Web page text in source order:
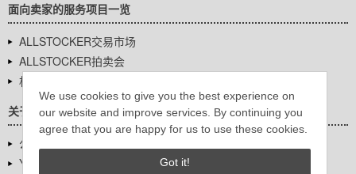
We use cookies to give you the best experience on
our website and improve services. By continuing you
agree that you are happy for us to use these cookies.
Got it!
面向卖家的服务项目一览
ALLSTOCKER交易市场
ALLSTOCKER拍卖会
机械查询
关于我们
公司基本信息
YUTAKA Inc.